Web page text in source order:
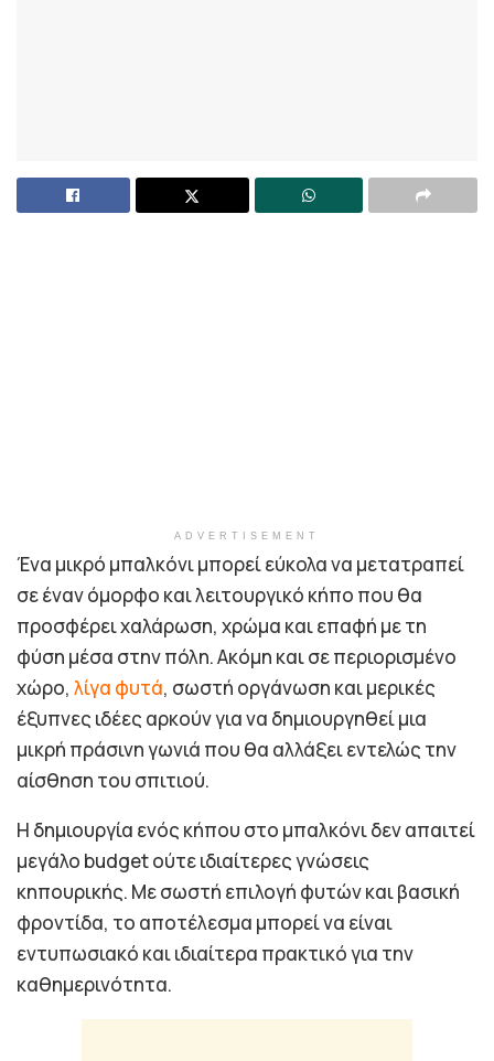
ADVERTISEMENT
Ένα μικρό μπαλκόνι μπορεί εύκολα να μετατραπεί
σε έναν όμορφο και λειτουργικό κήπο που θα
προσφέρει χαλάρωση, χρώμα και επαφή με τη
φύση μέσα στην πόλη. Ακόμη και σε περιορισμένο
χώρο, λίγα φυτά, σωστή οργάνωση και μερικές
έξυπνες ιδέες αρκούν για να δημιουργηθεί μια
μικρή πράσινη γωνιά που θα αλλάξει εντελώς την
αίσθηση του σπιτιού.
Η δημιουργία ενός κήπου στο μπαλκόνι δεν απαιτεί
μεγάλο budget ούτε ιδιαίτερες γνώσεις
κηπουρικής. Με σωστή επιλογή φυτών και βασική
φροντίδα, το αποτέλεσμα μπορεί να είναι
εντυπωσιακό και ιδιαίτερα πρακτικό για την
καθημερινότητα.